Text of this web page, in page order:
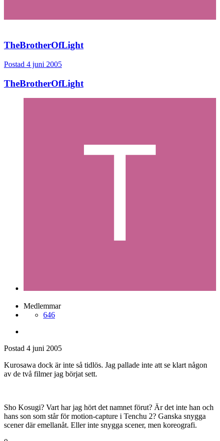
TheBrotherOfLight
Postad 4 juni 2005
TheBrotherOfLight
Medlemmar
646
Postad 4 juni 2005
Kurosawa dock är inte så tidlös. Jag pallade inte att se klart någon
av de två filmer jag börjat sett.
Sho Kosugi? Vart har jag hört det namnet förut? Är det inte han och
hans son som står för motion-capture i Tenchu 2? Ganska snygga
scener där emellanåt. Eller inte snygga scener, men koreografi.